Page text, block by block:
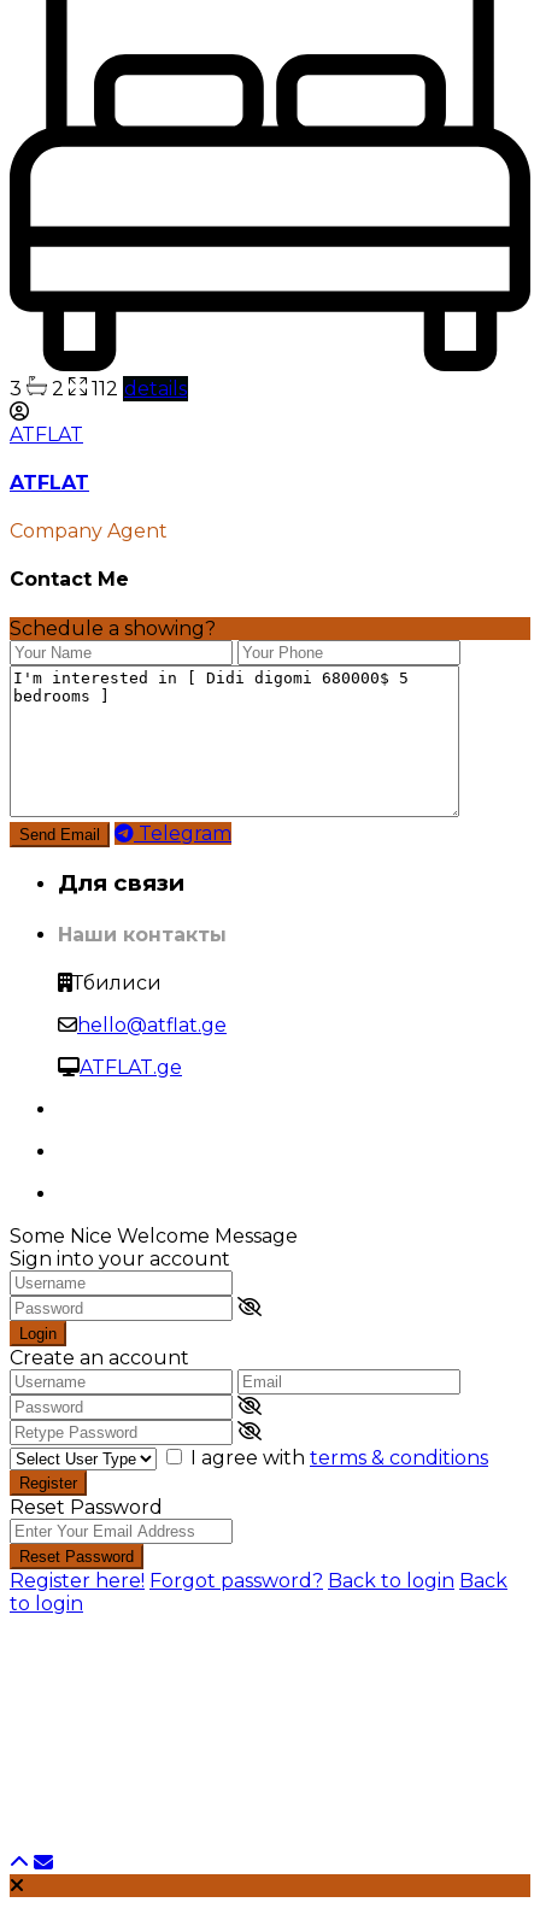
3 2 112 details
ATFLAT
ATFLAT
Company Agent
Contact Me
Schedule a showing?
Telegram
Для связи
Наши контакты
Тбилиси
hello@atflat.ge
ATFLAT.ge
Some Nice Welcome Message
Sign into your account
Login
Create an account
I agree with terms & conditions
Register
Reset Password
Reset Password
Register here! Forgot password? Back to login Back
to login